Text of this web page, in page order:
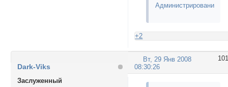
Администрированию
+2
101
Вт, 29 Янв 2008
08:30:26
Dark-Viks
Заслуженный